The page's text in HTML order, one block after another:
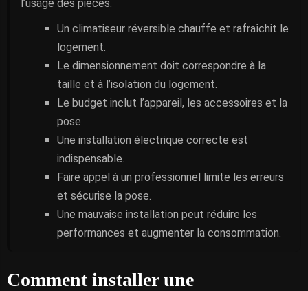
l’usage des pièces.
Un climatiseur réversible chauffe et rafraîchit le
logement.
Le dimensionnement doit correspondre à la
taille et à l’isolation du logement.
Le budget inclut l’appareil, les accessoires et la
pose.
Une installation électrique correcte est
indispensable.
Faire appel à un professionnel limite les erreurs
et sécurise la pose.
Une mauvaise installation peut réduire les
performances et augmenter la consommation.
Comment installer une